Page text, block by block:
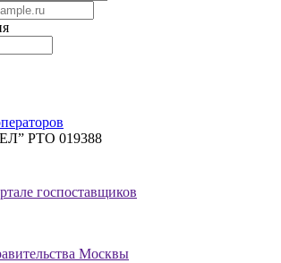
РТО 019388
госпоставщиков
Москвы